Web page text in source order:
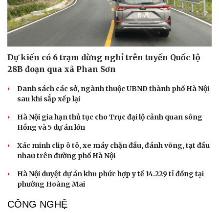
Dự kiến có 6 trạm dừng nghỉ trên tuyến Quốc lộ
28B đoạn qua xã Phan Sơn
Danh sách các sở, ngành thuộc UBND thành phố Hà Nội
sau khi sắp xếp lại
Hà Nội gia hạn thủ tục cho Trục đại lộ cảnh quan sông
Hồng và 5 dự án lớn
Xác minh clip ô tô, xe máy chặn đầu, đánh võng, tạt đầu
nhau trên đường phố Hà Nội
Hà Nội duyệt dự án khu phức hợp y tế 14.229 tỉ đồng tại
phường Hoàng Mai
CÔNG NGHỆ